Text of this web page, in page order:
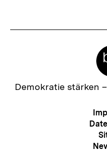
Zur
Demokratie stärken –